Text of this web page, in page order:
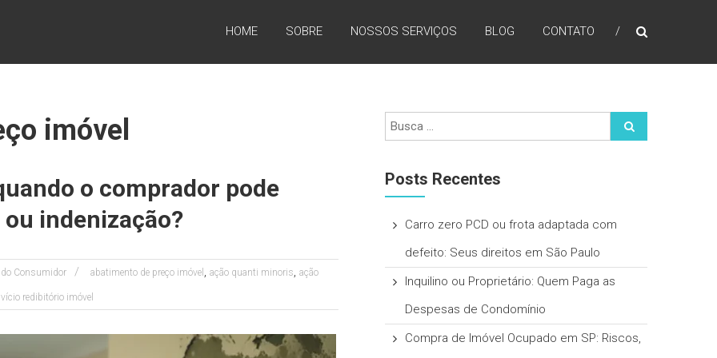
HOME SOBRE NOSSOS SERVIÇOS BLOG CONTATO
imóvel
o comprador pode
indenização?
do Consumidor abatimento de preço imóvel , ação quanti minoris, ação
vício redibitório imóvel
Posts Recentes
Carro zero PCD ou frota adaptada com
defeito: Seus direitos em São Paulo
Inquilino ou Proprietário: Quem Paga as
Despesas de Condomínio
Compra de Imóvel Ocupado em SP: Riscos,